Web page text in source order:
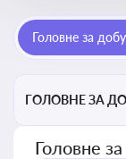
Головне за
ГОЛОВНЕ ЗА
Головне